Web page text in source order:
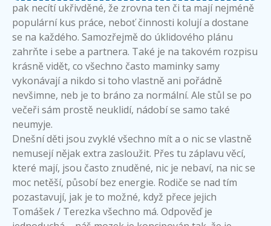
pak necítí ukřivděné, že zrovna ten či ta mají nejméně
populární kus práce, neboť činnosti kolují a dostane
se na každého. Samozřejmě do úklidového plánu
zahrňte i sebe a partnera. Také je na takovém rozpisu
krásně vidět, co všechno často maminky samy
vykonávají a nikdo si toho vlastně ani pořádně
nevšimne, neb je to bráno za normální. Ale stůl se po
večeři sám prostě neuklidí, nádobí se samo také
neumyje.
Dnešní děti jsou zvyklé všechno mít a o nic se vlastně
nemusejí nějak extra zasloužit. Přes tu záplavu věcí,
které mají, jsou často znuděné, nic je nebaví, na nic se
moc netěší, působí bez energie. Rodiče se nad tím
pozastavují, jak je to možné, když přece jejich
Tomášek / Terezka všechno má. Odpověď je